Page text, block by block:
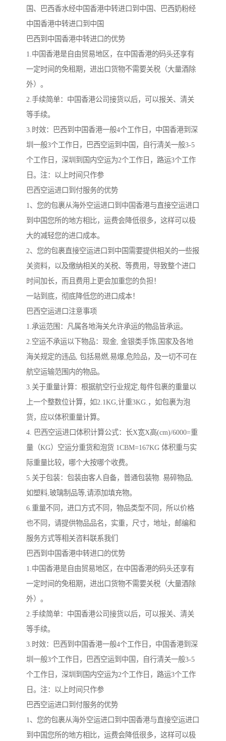
国、巴西香水经中国香港中转进口到中国、巴西奶粉经
中国香港中转进口到中国
巴西到中国香港中转进口的优势
1.中国香港是自由贸易地区，在中国香港的码头还享有
一定时间的免租期，进出口货物不需要关税（大量酒除
外）。
2.手续简单：中国香港公司接货以后，可以报关、清关
等手续。
3.时效：巴西到中国香港一般4个工作日，中国香港到深
圳一般3个工作日，巴西空运到中国，自行清关一般3-5
个工作日，深圳到国内空运为2个工作日，路运3个工作
日。注：以上时间只作参
巴西空运进口到付服务的优势
1、您的包裹从海外空运进口到中国香港与直接空运进口
到中国您所的地方相比，运费会降低很多，这样可以极
大的减轻您的进口成本。
2、您的包裹直接空运进口到中国需要提供相关的一些报
关资料，以及缴纳相关的关税、等费用，导致整个进口
时间加长，而且费用上更会加重您的负担！
一站到底，彻底降低您的进口成本！
巴西空运进口注意事项
1.承运范围：凡属各地海关允许承运的物品皆承运。
2.空运不承运以下物品：现金, 金银类手饰,国家及各地
海关规定的违品, 包括易燃,易爆,危险品，及一切不可在
航空运输范围内的物品。
3.关于重量计算：根据航空行业规定,每件包裹的重量以
上一个整数位计算，如2.1KG,计重3KG.，如包裹为泡
货，应以体积重量计算。
4. 巴西空运进口体积计算公式：长X宽X高(cm)/6000=重
量（KG）空运分重货和泡货 1CBM=167KG 体积重与实
际重量比较，哪个大按哪个收费。
5.关于包装：包装由客人自备，普通包装物. 易碎物品,
如塑料,玻璃制品等,请添加填充物。
6.重量不同，进口方式不同，物品类型不同，所以价格
也不同，请提供物品品名，实重，尺寸，地址，邮编和
服务方式等相关咨料联系我们
巴西到中国香港中转进口的优势
1.中国香港是自由贸易地区，在中国香港的码头还享有
一定时间的免租期，进出口货物不需要关税（大量酒除
外）。
2.手续简单：中国香港公司接货以后，可以报关、清关
等手续。
3.时效：巴西到中国香港一般4个工作日，中国香港到深
圳一般3个工作日，巴西空运到中国，自行清关一般3-5
个工作日，深圳到国内空运为2个工作日，路运3个工作
日。注：以上时间只作参
巴西空运进口到付服务的优势
1、您的包裹从海外空运进口到中国香港与直接空运进口
到中国您所的地方相比，运费会降低很多，这样可以极